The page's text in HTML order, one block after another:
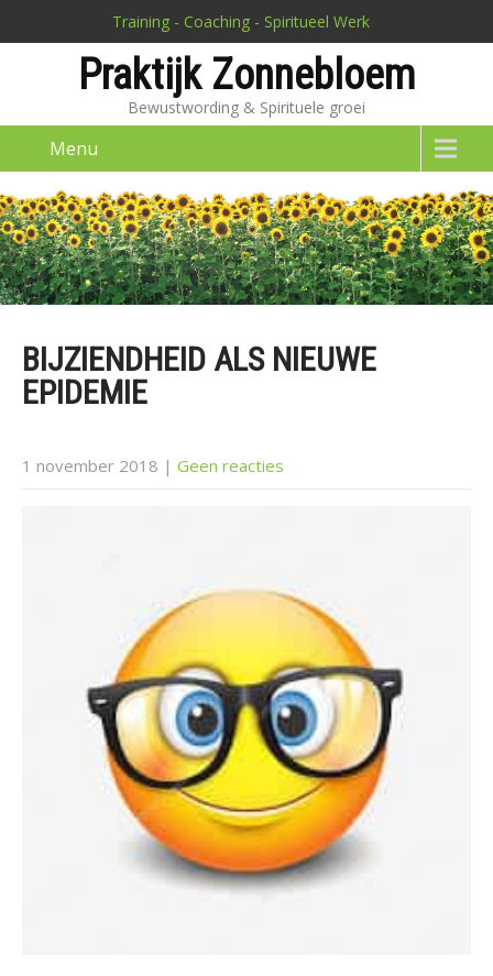
Training - Coaching - Spiritueel Werk
Praktijk Zonnebloem
Bewustwording & Spirituele groei
Menu
BIJZIENDHEID ALS NIEUWE
EPIDEMIE
1 november 2018 | Geen reacties